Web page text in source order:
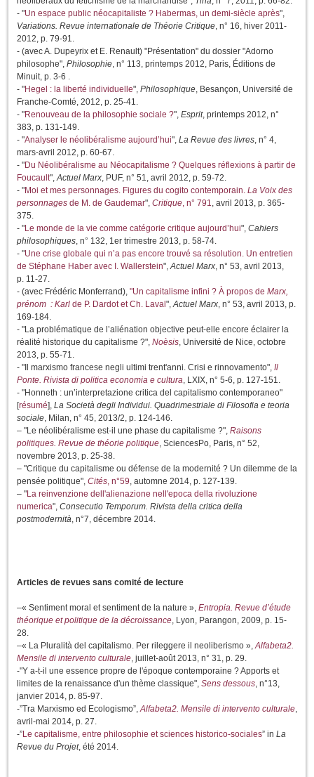
- "Un espace public néocapitaliste ? Habermas, un demi-siècle après",
Variations. Revue internationale de Théorie Critique, n° 16, hiver 2011-
2012, p. 79-91.
- (avec A. Dupeyrix et E. Renault) "Présentation" du dossier "Adorno
philosophe", Philosophie, n° 113, printemps 2012, Paris, Éditions de
Minuit, p. 3-6 .
- "Hegel : la liberté individuelle", Philosophique, Besançon, Université de
Franche-Comté, 2012, p. 25-41.
- "Renouveau de la philosophie sociale ?", Esprit, printemps 2012, n°
383, p. 131-149.
- "Analyser le néolibéralisme aujourd’hui", La Revue des livres, n° 4,
mars-avril 2012, p. 60-67.
- "Du Néolibéralisme au Néocapitalisme ? Quelques réflexions à partir de
Foucault",Actuel Marx, PUF, n° 51, avril 2012, p. 59-72.
- "Moi et mes personnages. Figures du cogito contemporain. La Voix des
personnages de M. de Gaudemar", Critique, n° 791, avril 2013, p. 365-
375.
- "Le monde de la vie comme catégorie critique aujourd’hui", Cahiers
philosophiques, n° 132, 1er trimestre 2013, p. 58-74.
­- "Une crise globale qui n’a pas encore trouvé sa résolution. Un entretien
de Stéphane Haber avec I. Wallerstein",Actuel Marx, n° 53, avril 2013,
p. 11-27.
- (avec Frédéric Monferrand), "Un capitalisme infini ? À propos de Marx,
prénom : Karl de P. Dardot et Ch. Laval ",Actuel Marx, n° 53, avril 2013, p.
169-184.
- "La problématique de l’aliénation objective peut-elle encore éclairer la
réalité historique du capitalisme ?", Noèsis, Université de Nice, octobre
2013, p. 55-71.
- "Il marxismo francese negli ultimi trent'anni. Crisi e rinnovamento", Il
Ponte. Rivista di politica economia e cultura, LXIX, n° 5-6, p. 127-151.
- "Honneth : un’interpretazione critica del capitalismo contemporaneo"
[résumé], La Società degli Individui. Quadrimestriale di Filosofia e teoria
sociale, Milan, n° 45, 2013/2, p. 124-146.
– "Le néolibéralisme est-il une phase du capitalisme ?", Raisons
politiques. Revue de théorie politique, SciencesPo, Paris, n° 52,
novembre 2013, p. 25-38.
– "Critique du capitalisme ou défense de la modernité ? Un dilemme de la
pensée politique", Cités, n°59, automne 2014, p. 127-139.
– "La reinvenzione dell'alienazione nell'epoca della rivoluzione
numerica", Consecutio Temporum. Rivista della critica della
postmodernità, n°7, décembre 2014.
Articles de revues sans comité de lecture
–« Sentiment moral et sentiment de la nature », Entropia. Revue d’étude
théorique et politique de la décroissance, Lyon, Parangon, 2009, p. 15-
28.
–« La Pluralità del capitalismo. Per rileggere il neoliberismo »,Alfabeta2.
Mensile di intervento culturale, juillet-août 2013, n° 31, p. 29.
-"Y a-t-il une essence propre de l'époque contemporaine ? Apports et
limites de la renaissance d'un thème classique", Sens dessous, n°13,
janvier 2014, p. 85-97.
-”Tra Marxismo ed Ecologismo”,Alfabeta2. Mensile di intervento culturale,
avril-mai 2014, p. 27.
-”Le capitalisme, entre philosophie et sciences historico-sociales” in La
Revue du Projet, été 2014.